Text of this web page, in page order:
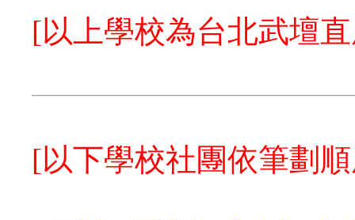
[以上學校為台北武壇
[以下學校社團依筆劃